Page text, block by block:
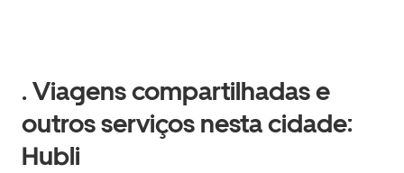
. Viagens compartilhadas e
outros serviços nesta cidade:
Hubli